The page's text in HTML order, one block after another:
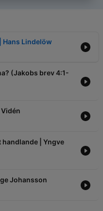
Hans Lindelöw
(Jakobs brev 4:1-
handlande | Yngve
Johansson